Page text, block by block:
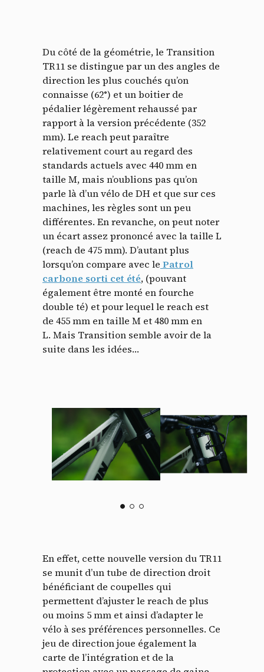
Du côté de la géométrie, le Transition
TR11 se distingue par un des angles de
direction les plus couchés qu’on
connaisse (62°) et un boitier de
pédalier légèrement rehaussé par
rapport à la version précédente (352
mm). Le reach peut paraître
relativement court au regard des
standards actuels avec 440 mm en
taille M, mais n’oublions pas qu’on
parle là d’un vélo de DH et que sur ces
machines, les règles sont un peu
différentes. En revanche, on peut noter
un écart assez prononcé avec la taille L
(reach de 475 mm). D’autant plus
lorsqu’on compare avec le Patrol
carbone sorti cet été, (pouvant
également être monté en fourche
double té) et pour lequel le reach est
de 455 mm en taille M et 480 mm en
L. Mais Transition semble avoir de la
suite dans les idées…
En effet, cette nouvelle version du TR11
se munit d’un tube de direction droit
bénéficiant de coupelles qui
permettent d’ajuster le reach de plus
ou moins 5 mm et ainsi d’adapter le
vélo à ses préférences personnelles. Ce
jeu de direction joue également la
carte de l’intégration et de la